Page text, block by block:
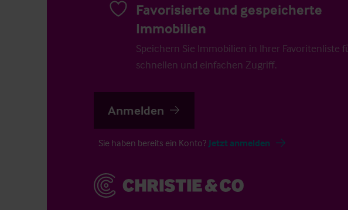
Favorisierte und gespeicherte
Immobilien
Speichern Sie Immobilien in Ihrer Favoritenliste
schnellen und einfachen Zugriff.
Anmelden
Sie haben bereits ein Konto? Jetzt anmelden